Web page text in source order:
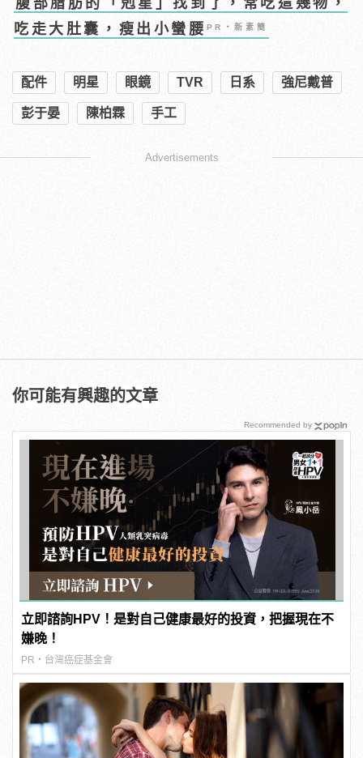
腹部脂肪的「剋星」找到了，常吃這幾物，
吃走大肚囊，瘦出小蠻腰 PR・新素簡
配件 明星 眼鏡 TVR 日系 強尼戴普
彭于晏 陳柏霖 手工
Advertisements
你可能有興趣的文章
立即諮詢HPV！是對自己健康最好的投資，把握現在不
嫌晚！
PR・台灣癌症基金會
Recommended by